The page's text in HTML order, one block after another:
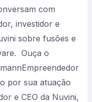
com
investidor e
sobre fusões e
Ouça o
por sua atuação
e CEO da Nuvini,